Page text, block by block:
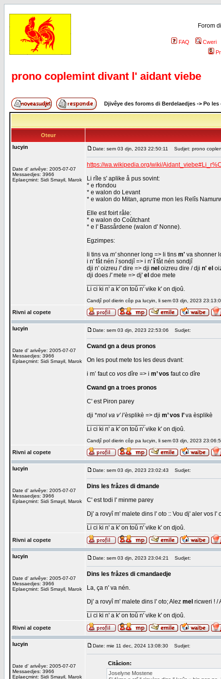
Forom
FAQ
Cweri
prono coplemint divant l' aidant viebe
Djivêye des foroms di Berdelaedjes -> Po les
Oteur
lucyin
Date d' arivêye: 2005-07-07
Messaedjes: 3966
Eplaeçmint: Sidi Smayil, Marok
Date: sem 03 djn, 2023 22:50:11 Sudjet: prono
https://wa.wikipedia.org/wiki/
Li rîle s' aplike å pus sovint:
* e rfondou
* e walon do Levant
* e walon do Mitan, aprume mon les Relîs
Elle est foirt råle:
* e walon do Coûtchant
* e l' Bassårdene (walon d' Nonne).
Egzimpes:
li tins va m'shonner long => li tins m' va shonner
i n' fåt nén îsondjî => i n'îfåt nén sondjî
dji n' oizreu l'dire => dji nel oizreu dire / dji n' el
dji does l'mete => dj' el doe mete
Li ci ki n' a k' on toû n' vike k' on djoû.
Candjî pol dierin côp pa lucyin, li sem 03 djn, 2023
Rivni al copete
lucyin
Date d' arivêye: 2005-07-07
Messaedjes: 3966
Eplaeçmint: Sidi Smayil, Marok
Date: sem 03 djn, 2023 22:53:06 Sudjet:
Cwand gn a deus pronos
On les pout mete tos les deus dvant:
i m’ faut co vos dîre => i m’ vos faut co dîre
Cwand gn a troes pronos
C' est Piron parey
dji *mol va v’ l’èsplikè => dji m’ vos l’va èsplikè
Li ci ki n' a k' on toû n' vike k' on djoû.
Candjî pol dierin côp pa lucyin, li sem 03 djn, 2023
Rivni al copete
lucyin
Date d' arivêye: 2005-07-07
Messaedjes: 3966
Eplaeçmint: Sidi Smayil, Marok
Date: sem 03 djn, 2023 23:02:43 Sudjet:
Dins les fråzes di dmande
C' est todi l' minme parey
Dj' a rovyî m' malete dins l' oto :: Vou dj' aler vos
Li ci ki n' a k' on toû n' vike k' on djoû.
Rivni al copete
lucyin
Date d' arivêye: 2005-07-07
Messaedjes: 3966
Eplaeçmint: Sidi Smayil, Marok
Date: sem 03 djn, 2023 23:04:21 Sudjet:
Dins les fråzes di cmandaedje
La, ça n' va nén.
Dj' a rovyî m' malete dins l' oto; Alez mel ricweri ! /
Li ci ki n' a k' on toû n' vike k' on djoû.
Rivni al copete
lucyin
Date d' arivêye: 2005-07-07
Messaedjes: 3966
Eplaeçmint: Sidi Smayil, Marok
Date: mie 11 dec, 2024 13:08:30 Sudjet:
Citåcion:
Joselyne Mostene